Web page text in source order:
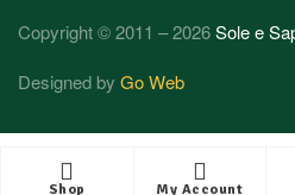
Shop My Account
Copyright © 2011 – 2026Sole e
Designed by Go Web